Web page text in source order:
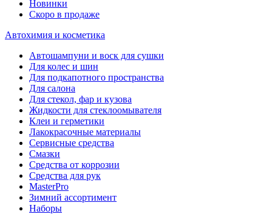
Новинки
Скоро в продаже
Автохимия и косметика
Автошампуни и воск для сушки
Для колес и шин
Для подкапотного пространства
Для салона
Для стекол, фар и кузова
Жидкости для стеклоомывателя
Клеи и герметики
Лакокрасочные материалы
Сервисные средства
Смазки
Средства от коррозии
Средства для рук
MasterPro
Зимний ассортимент
Наборы